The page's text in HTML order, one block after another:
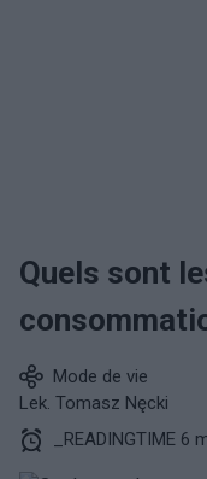
Quels sont
Mode de vie
Lek. Tomasz Nęcki
_READINGTIME 6